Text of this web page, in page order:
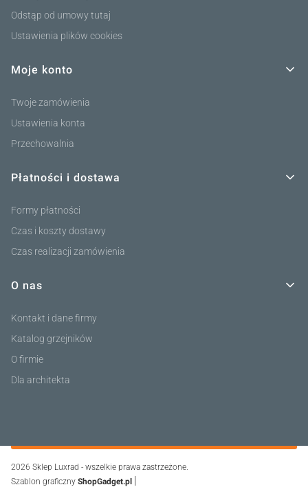
Odstąp od umowy tutaj
Ustawienia plików cookies
Moje konto
Twoje zamówienia
Ustawienia konta
Przechowalnia
Płatności i dostawa
Formy płatności
Czas i koszty dostawy
Czas realizacji zamówienia
O nas
Kontakt i dane firmy
Katalog grzejników
O firmie
Dla architekta
2026 Sklep Luxrad - wszelkie prawa zastrzeżone.
Szablon graficzny ShopGadget.pl |